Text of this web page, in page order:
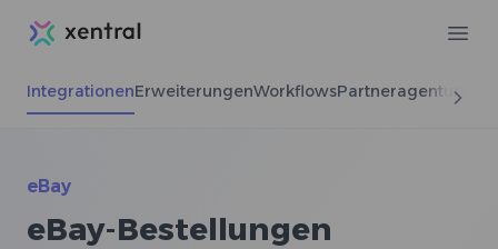
Xentral
IntegrationenErweiterungenWorkflowsPartneragenturen
eBay
eBay-Bestellungen